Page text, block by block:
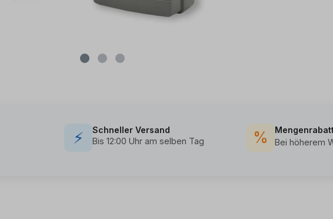
⚡
Schneller Versand
Bis 12:00 Uhr am selben Tag
%
Bei höherem